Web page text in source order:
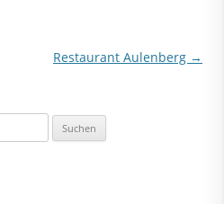
Restaurant Aulenberg →